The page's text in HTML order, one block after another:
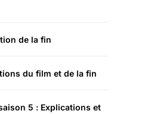
de la fin
du film et de la fin
5 : Explications et